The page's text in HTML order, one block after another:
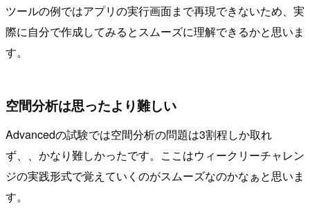
ツールの例ではアプリの実行画面まで再現できないため、実
際に自分で作成してみるとスムーズに理解できるかと思いま
す。
空間分析は思ったより難しい
Advancedの試験では空間分析の問題は3割程しか取れ
ず、、かなり難しかったです。ここはウィークリーチャレン
ジの実践形式で覚えていくのがスムーズなのかなぁと思いま
す。